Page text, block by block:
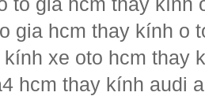
to gia hcm thay kính
gia hcm thay kính o
kính xe oto hcm thay
hcm thay kính audi